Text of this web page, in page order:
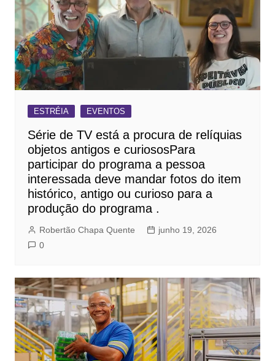
ESTRÉIA EVENTOS
Série de TV está a procura de relíquias
objetos antigos e curiososPara
participar do programa a pessoa
interessada deve mandar fotos do item
histórico, antigo ou curioso para a
produção do programa .
Robertão Chapa Quente
junho 19, 2026
0